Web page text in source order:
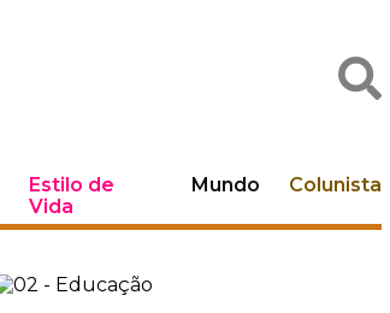
Estilo de
Vida
Mundo Colunista